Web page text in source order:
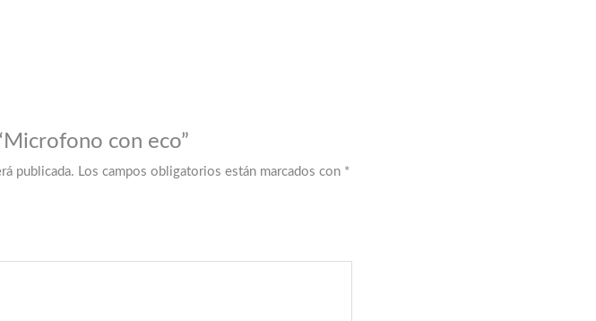
con eco”
publicada. Los campos obligatorios están marcados con *